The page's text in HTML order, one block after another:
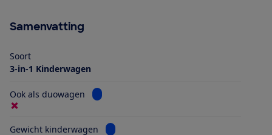
Samenvatting
Soort
3-in-1 Kinderwagen
Ook als duowagen Bekijk informatie voor Ook als duowagen
Gewicht kinderwagen
Bekijk informatie voor Gewicht